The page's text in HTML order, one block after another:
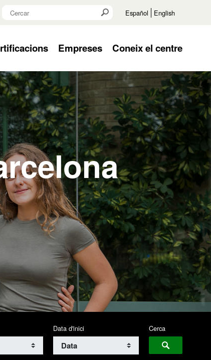
Cercar Cercar
CercarEspañol English
Empreses Coneix el centre
Data d'inici Cerca